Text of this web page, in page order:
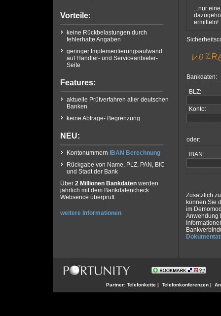
Vorteile:
keine Rückbelastungen durch
fehlerhafte Angaben
geringer Implementierungsaufwand
auf Händler- und Serviceanbieter-
Seite
Features:
aktuelle Prüfverfahren aller deutschen
Banken
keine Abfrage- Begrenzung
NEU:
Kontonummern
IBAN Berechnung
Rückgabe von Name, PLZ, PAN, BIC
und Stadt der Bank
Über 2 Millionen Bankdaten werden
jährlich mit dem Bankdatencheck
Webserice überprüft.
weitere Informationen
...nur
ermitteln!
Bankdaten:
BLZ:
Konto:
oder:
IBAN:
Zusätzlich
können Sie
im
Anwendung
Partner: Telefonkette | Telefonkonferenzen |